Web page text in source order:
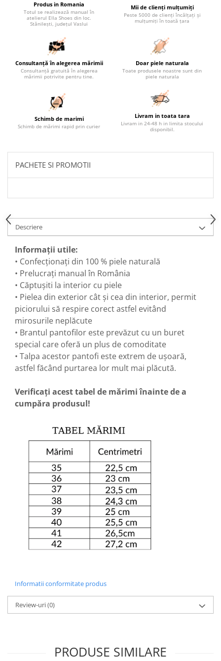
Produs in Romania
Totul se realizează manual în
atelierul Ella Shoes din loc.
Stănilești, județul Vaslui
Mii de clienți mulțumiți
Peste 5000 de clienți încălțați și
mulțumiți în toată țara
Consultanță în alegerea mărimii
Consultanță gratuită în alegerea
mărimii potrivite pentru tine.
Doar piele naturala
Toate produsele noastre sunt din
piele naturala
Schimb de marimi
Schimb de mărimi rapid prin curier
Livram in toata tara
Livram in 24-48 h in limita stocului
disponibil.
PACHETE SI PROMOTII
Descriere
Informații utile:
• Confecționați din 100 % piele naturală
• Prelucrați manual în România
• Căptușiti la interior cu piele
• Pielea din exterior cât și cea din interior, permit
piciorului să respire corect astfel evitând
mirosurile neplăcute
• Brantul pantofilor este prevăzut cu un buret
special care oferă un plus de comoditate
• Talpa acestor pantofi este extrem de ușoară,
astfel făcând purtarea lor mult mai plăcută.
Verificați acest tabel de mărimi înainte de a
cumpăra produsul!
Informatii conformitate produs
Review-uri(0)
PRODUSE SIMILARE